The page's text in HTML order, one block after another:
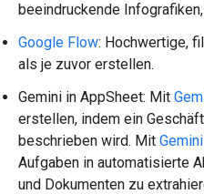
beeindruckende
Google Flow: Hochwertige,
als je zuvor erstellen.
Gemini in AppSheet: Mit
erstellen, indem ein
beschrieben wird. Mit
Aufgaben in automatisierte
und Dokumenten zu